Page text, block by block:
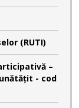
(RUTI)
–
- cod